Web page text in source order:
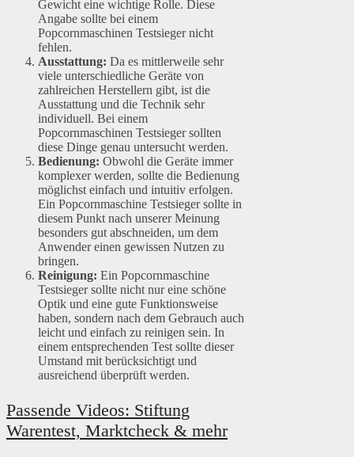
Gewicht eine wichtige Rolle. Diese
Angabe sollte bei einem
Popcornmaschinen Testsieger nicht
fehlen.
Ausstattung: Da es mittlerweile sehr
viele unterschiedliche Geräte von
zahlreichen Herstellern gibt, ist die
Ausstattung und die Technik sehr
individuell. Bei einem
Popcornmaschinen Testsieger sollten
diese Dinge genau untersucht werden.
Bedienung: Obwohl die Geräte immer
komplexer werden, sollte die Bedienung
möglichst einfach und intuitiv erfolgen.
Ein Popcornmaschine Testsieger sollte in
diesem Punkt nach unserer Meinung
besonders gut abschneiden, um dem
Anwender einen gewissen Nutzen zu
bringen.
Reinigung: Ein Popcornmaschine
Testsieger sollte nicht nur eine schöne
Optik und eine gute Funktionsweise
haben, sondern nach dem Gebrauch auch
leicht und einfach zu reinigen sein. In
einem entsprechenden Test sollte dieser
Umstand mit berücksichtigt und
ausreichend überprüft werden.
Passende Videos: Stiftung
Warentest, Marktcheck & mehr